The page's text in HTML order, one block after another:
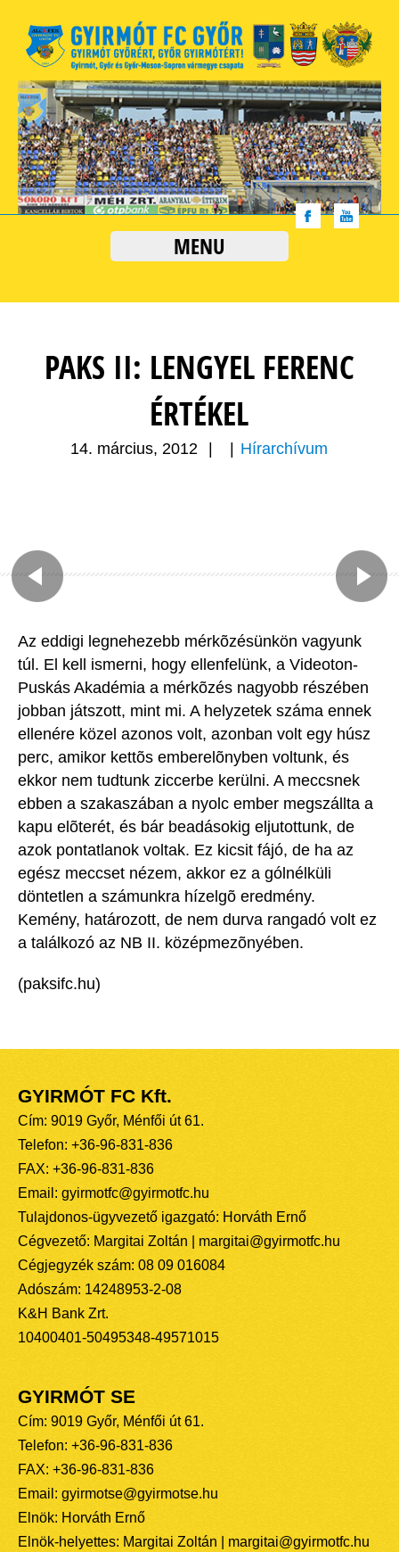
MENU
PAKS II: LENGYEL FERENC
ÉRTÉKEL
14. március, 2012 Hírarchívum
Az eddigi legnehezebb mérkõzésünkön vagyunk
túl. El kell ismerni, hogy ellenfelünk, a Videoton-
Puskás Akadémia a mérkõzés nagyobb részében
jobban játszott, mint mi. A helyzetek száma ennek
ellenére közel azonos volt, azonban volt egy húsz
perc, amikor kettõs emberelõnyben voltunk, és
ekkor nem tudtunk ziccerbe kerülni. A meccsnek
ebben a szakaszában a nyolc ember megszállta a
kapu elõterét, és bár beadásokig eljutottunk, de
azok pontatlanok voltak. Ez kicsit fájó, de ha az
egész meccset nézem, akkor ez a gólnélküli
döntetlen a számunkra hízelgõ eredmény.
Kemény, határozott, de nem durva rangadó volt ez
a találkozó az NB II. középmezõnyében.
(paksifc.hu)
GYIRMÓT FC Kft.
Cím: 9019 Győr, Ménfői út 61.
Telefon: +36-96-831-836
FAX: +36-96-831-836
Email: gyirmotfc@gyirmotfc.hu
Tulajdonos-ügyvezető igazgató: Horváth Ernő
Cégvezető: Margitai Zoltán | margitai@gyirmotfc.hu
Cégjegyzék szám: 08 09 016084
Adószám: 14248953-2-08
K&H Bank Zrt.
10400401-50495348-49571015
GYIRMÓT SE
Cím: 9019 Győr, Ménfői út 61.
Telefon: +36-96-831-836
FAX: +36-96-831-836
Email: gyirmotse@gyirmotse.hu
Elnök: Horváth Ernő
Elnök-helyettes: Margitai Zoltán | margitai@gyirmotfc.hu